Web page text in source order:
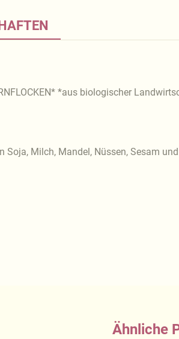
*aus biologischer
Soja, Milch, Mandel, Nüssen, Sesam
Ähnliche